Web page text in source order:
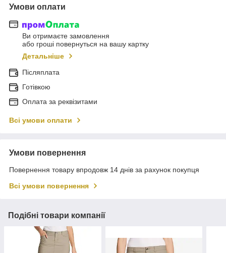
Умови оплати
Ви отримаєте замовлення
або гроші повернуться на вашу картку
Детальніше
Післяплата
Готівкою
Оплата за реквізитами
Всі умови оплати
Умови повернення
Повернення товару впродовж 14 днів за рахунок покупця
Всі умови повернення
Подібні товари компанії